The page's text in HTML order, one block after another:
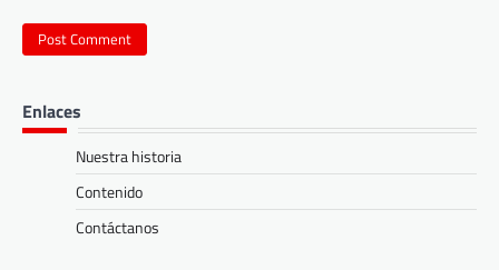
Enlaces
Nuestra historia
Contenido
Contáctanos